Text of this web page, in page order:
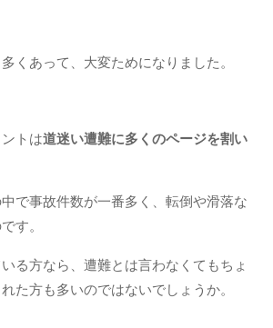
くあって、大変ためになりました。
トは道迷い遭難に多くのページを割い
で事故件数が一番多く、転倒や滑落な
す。
る方なら、遭難とは言わなくてもちょ
た方も多いのではないでしょうか。